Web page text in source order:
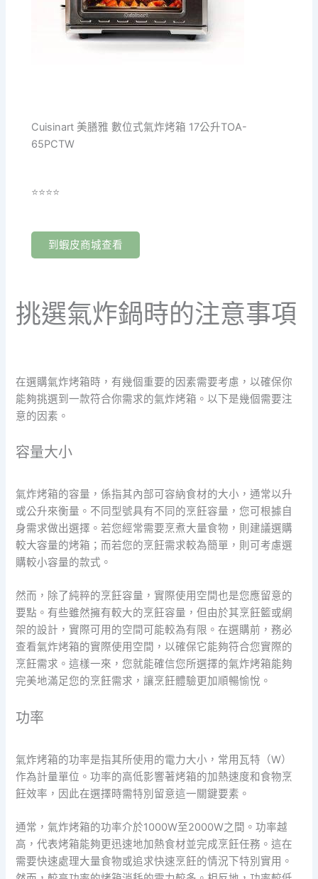
Cuisinart 美膳雅 數位式氣炸烤箱 17公升TOA-
65PCTW
⭐⭐⭐⭐
到蝦皮商城查看
挑選氣炸鍋時的注意事項
在選購氣炸烤箱時，有幾個重要的因素需要考慮，以確保你
能夠挑選到一款符合你需求的氣炸烤箱。以下是幾個需要注
意的因素。
容量大小
氣炸烤箱的容量，係指其內部可容納食材的大小，通常以升
或公升來衡量。不同型號具有不同的烹飪容量，您可根據自
身需求做出選擇。若您經常需要烹煮大量食物，則建議選購
較大容量的烤箱；而若您的烹飪需求較為簡單，則可考慮選
購較小容量的款式。
然而，除了純粹的烹飪容量，實際使用空間也是您應留意的
要點。有些雖然擁有較大的烹飪容量，但由於其烹飪籃或網
架的設計，實際可用的空間可能較為有限。在選購前，務必
查看氣炸烤箱的實際使用空間，以確保它能夠符合您實際的
烹飪需求。這樣一來，您就能確信您所選擇的氣炸烤箱能夠
完美地滿足您的烹飪需求，讓烹飪體驗更加順暢愉悅。
功率
氣炸烤箱的功率是指其所使用的電力大小，常用瓦特（W）
作為計量單位。功率的高低影響著烤箱的加熱速度和食物烹
飪效率，因此在選擇時需特別留意這一關鍵要素。
通常，氣炸烤箱的功率介於1000W至2000W之間。功率越
高，代表烤箱能夠更迅速地加熱食材並完成烹飪任務。這在
需要快速處理大量食物或追求快速烹飪的情況下特別實用。